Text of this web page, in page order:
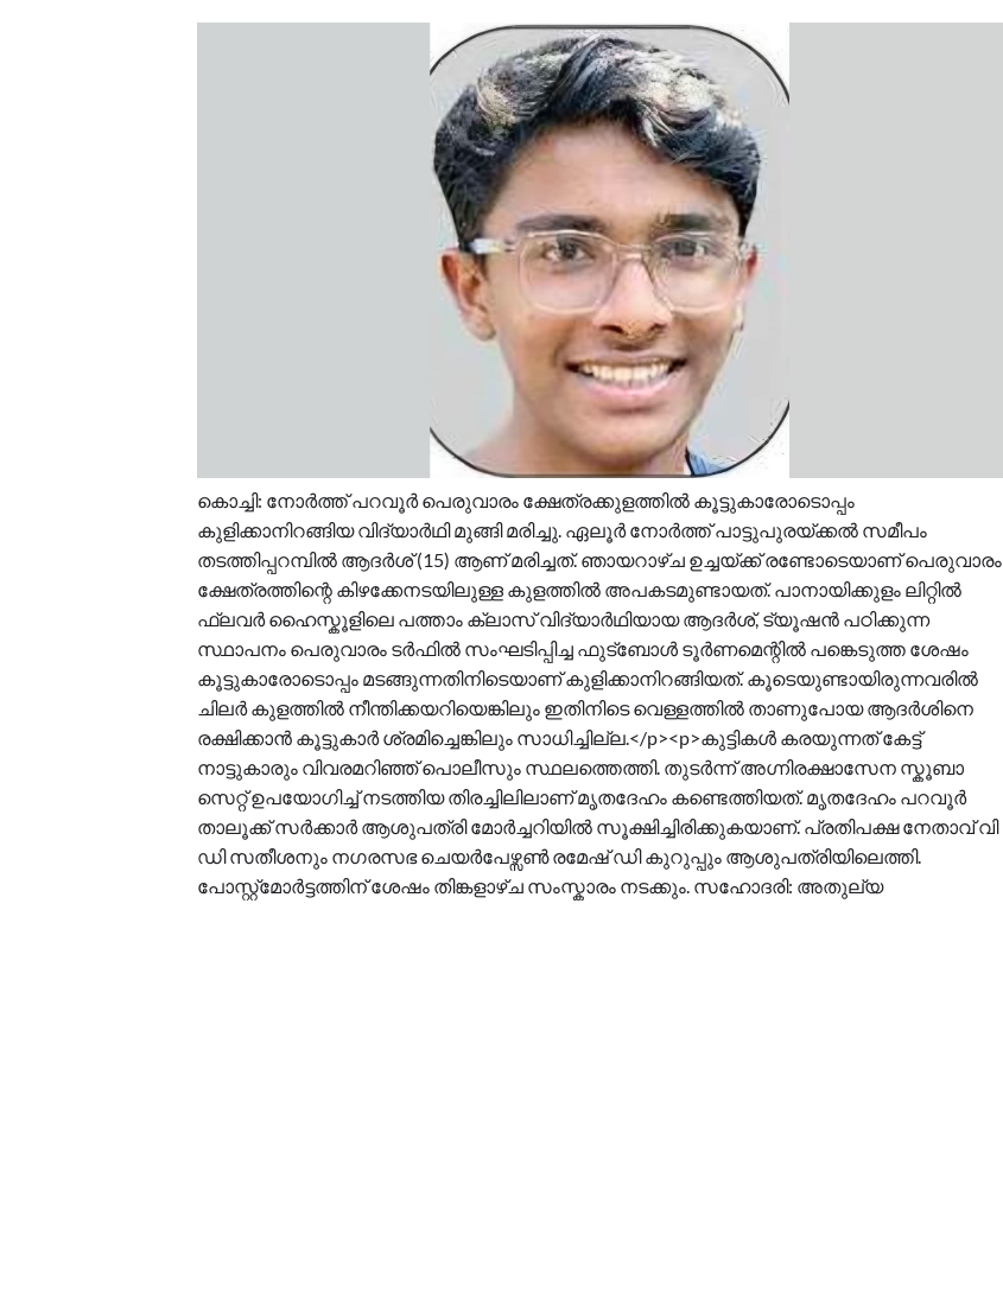
കൊച്ചി: നോർത്ത് പറവൂർ പെരുവാരം ക്ഷേത്രക്കുളത്തിൽ കൂട്ടുകാരോടൊപ്പം
കുളിക്കാനിറങ്ങിയ വിദ്യാർഥി മുങ്ങി മരിച്ചു. ഏലൂർ നോർത്ത് പാട്ടുപുരയ്ക്കൽ സമീപം
തടത്തിപ്പറമ്പിൽ ആദർശ് (15) ആണ് മരിച്ചത്. ഞായറാഴ്ച ഉച്ചയ്ക്ക് രണ്ടോടെയാണ് പെരുവാരം
ക്ഷേത്രത്തിന്റെ കിഴക്കേനടയിലുള്ള കുളത്തിൽ അപകടമുണ്ടായത്. പാനായിക്കുളം ലിറ്റിൽ
ഫ്ലവർ ഹൈസ്കൂളിലെ പത്താം ക്ലാസ് വിദ്യാർഥിയായ ആദർശ്, ട്യൂഷൻ പഠിക്കുന്ന
സ്ഥാപനം പെരുവാരം ടർഫിൽ സംഘടിപ്പിച്ച ഫുട്ബോൾ ടൂർണമെന്റിൽ പങ്കെടുത്ത ശേഷം
കൂട്ടുകാരോടൊപ്പം മടങ്ങുന്നതിനിടെയാണ് കുളിക്കാനിറങ്ങിയത്. കൂടെയുണ്ടായിരുന്നവരിൽ
ചിലർ കുളത്തിൽ നീന്തിക്കയറിയെങ്കിലും ഇതിനിടെ വെള്ളത്തിൽ താണുപോയ ആദർശിനെ
രക്ഷിക്കാൻ കൂട്ടുകാർ ശ്രമിച്ചെങ്കിലും സാധിച്ചില്ല.</p><p>കുട്ടികൾ കരയുന്നത് കേട്ട്
നാട്ടുകാരും വിവരമറിഞ്ഞ് പൊലീസും സ്ഥലത്തെത്തി. തുടർന്ന് അഗ്നിരക്ഷാസേന സ്കൂബാ
സെറ്റ് ഉപയോഗിച്ച് നടത്തിയ തിരച്ചിലിലാണ് മൃതദേഹം കണ്ടെത്തിയത്. മൃതദേഹം പറവൂർ
താലൂക്ക് സർക്കാർ ആശുപത്രി മോർച്ചറിയിൽ സൂക്ഷിച്ചിരിക്കുകയാണ്. പ്രതിപക്ഷ നേതാവ് വി
ഡി സതീശനും നഗരസഭ ചെയർപേഴ്സൺ രമേഷ് ഡി കുറുപ്പും ആശുപത്രിയിലെത്തി.
പോസ്റ്റ്മോർട്ടത്തിന് ശേഷം തിങ്കളാഴ്ച സംസ്കാരം നടക്കും. സഹോദരി: അതുല്യ